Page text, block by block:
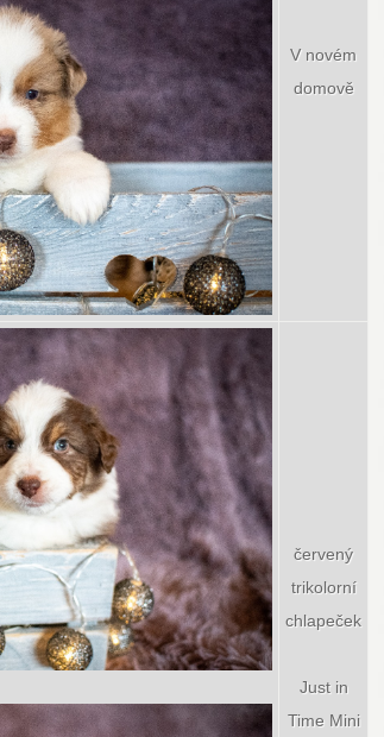
V novém
domově
červený
trikolorní
chlapeček
Just in
Time Mini